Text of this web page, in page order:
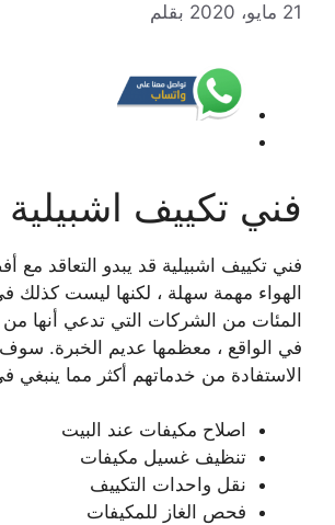
21 مايو، 2020 بقلم
فني تكييف اشبيلية
فني تكييف اشبيلية قد يبدو التعاقد مع
الهواء مهمة سهلة ، لكنها ليست كذلك
المئات من الشركات التي تدعي أنها من
في الواقع ، معظمها عديم الخبرة.
الاستفادة من خدماتهم أكثر مما ينبغي
اصلاح مكيفات عند البيت
تنظيف غسيل مكيفات
نقل واحدات التكييف
فحص الغاز للمكيفات